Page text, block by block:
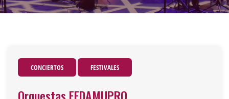
CONCIERTOS FESTIVALES